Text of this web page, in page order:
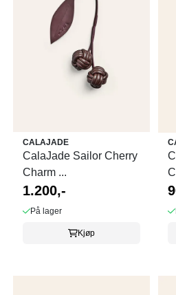
CALAJADE
CalaJade Sailor Cherry
Charm ...
1.200,-
På lager
Kjøp